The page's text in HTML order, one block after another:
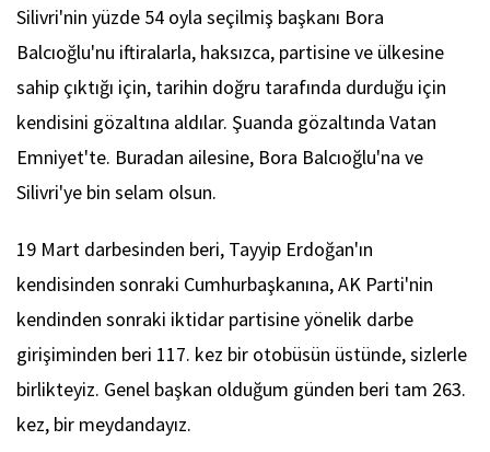
Silivri'nin yüzde 54 oyla seçilmiş başkanı Bora
Balcıoğlu'nu iftiralarla, haksızca, partisine ve ülkesine
sahip çıktığı için, tarihin doğru tarafında durduğu için
kendisini gözaltına aldılar. Şuanda gözaltında Vatan
Emniyet'te. Buradan ailesine, Bora Balcıoğlu'na ve
Silivri'ye bin selam olsun.
19 Mart darbesinden beri, Tayyip Erdoğan'ın
kendisinden sonraki Cumhurbaşkanına, AK Parti'nin
kendinden sonraki iktidar partisine yönelik darbe
girişiminden beri 117. kez bir otobüsün üstünde, sizlerle
birlikteyiz. Genel başkan olduğum günden beri tam 263.
kez, bir meydandayız.